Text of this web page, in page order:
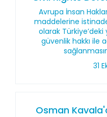
Avrupa İnsan
maddelerine
olarak
güvenlik hakkı ile
31
Osman